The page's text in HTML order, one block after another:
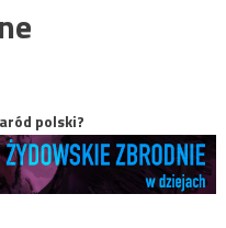
polski?